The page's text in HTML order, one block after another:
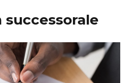
successorale